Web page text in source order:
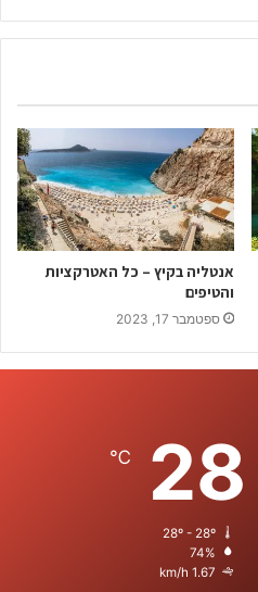
אנטליה בקיץ – כל האטרקציות
והטיפים
ספטמבר 17, 2023
28
℃
74%
1.67 km/h